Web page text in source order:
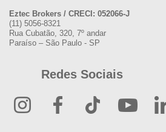
Eztec Brokers / CRECI: 052066-J
(11) 5056-8321
Rua Cubatão, 320, 7º andar
Paraíso – São Paulo - SP
Redes Sociais